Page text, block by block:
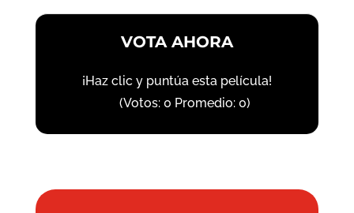
VOTA AHORA
¡Haz clic y puntúa esta película!
(Votos: 0 Promedio: 0)